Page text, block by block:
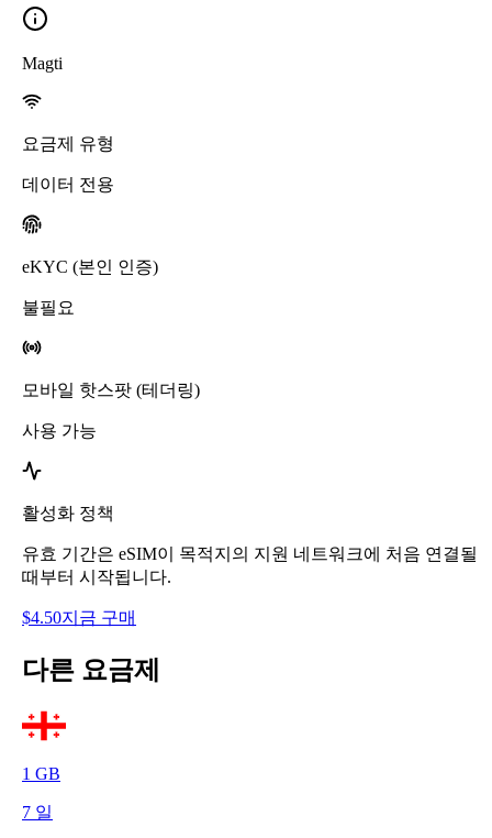
Magti
요금제 유형
데이터 전용
eKYC (본인 인증)
불필요
모바일 핫스팟 (테더링)
사용 가능
활성화 정책
유효 기간은 eSIM이 목적지의 지원 네트워크에 처음 연결될
때부터 시작됩니다.
$4.50지금 구매
다른 요금제
1 GB
7 일